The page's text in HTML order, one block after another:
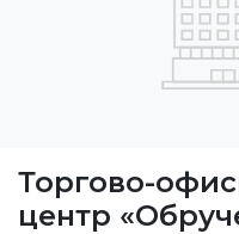
Торгово-
центр